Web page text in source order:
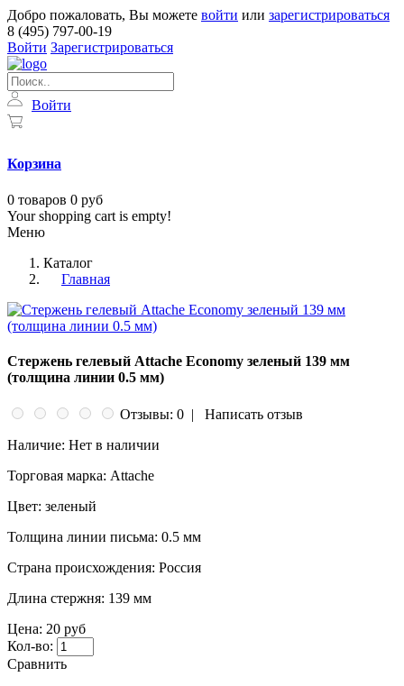
Добро пожаловать, Вы можете войти или зарегистрироваться
8 (495) 797-00-19
Войти Зарегистрироваться
Войти
Корзина
0 товаров 0 руб
Your shopping cart is empty!
Меню
Каталог
Главная
Стержень гелевый Attache Economy зеленый 139 мм
(толщина линии 0.5 мм)
Отзывы: 0 |
Написать отзыв
Наличие: Нет в наличии
Торговая марка: Attache
Цвет: зеленый
Толщина линии письма: 0.5 мм
Страна происхождения: Россия
Длина стержня: 139 мм
Цена: 20 руб
Кол-во:
Сравнить